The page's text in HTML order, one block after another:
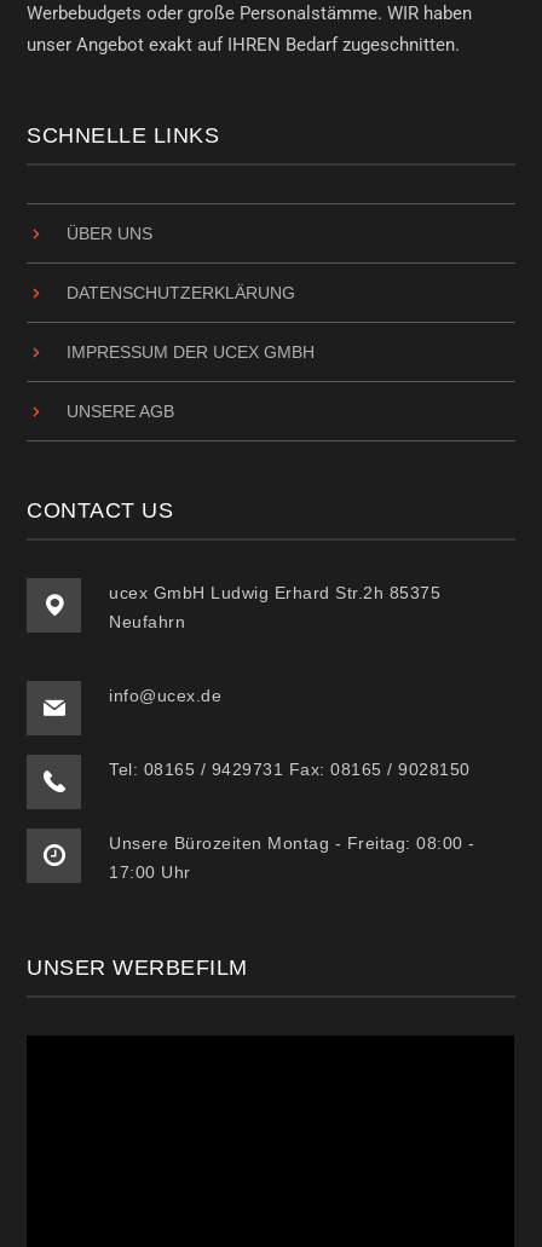
Werbebudgets oder große Personalstämme. WIR haben
unser Angebot exakt auf IHREN Bedarf zugeschnitten.
SCHNELLE LINKS
ÜBER UNS
DATENSCHUTZ­ERKLÄRUNG
IMPRESSUM DER UCEX GMBH
UNSERE AGB
CONTACT US
ucex GmbH Ludwig Erhard Str.2h 85375
Neufahrn
info@ucex.de
Tel: 08165 / 9429731 Fax: 08165 / 9028150
Unsere Bürozeiten Montag - Freitag: 08:00 -
17:00 Uhr
UNSER WERBEFILM